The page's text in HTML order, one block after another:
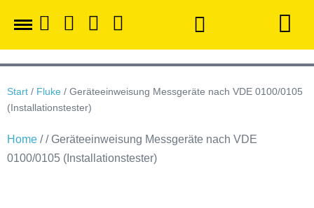
Start / Fluke / Geräteeinweisung Messgeräte nach VDE 0100/0105
(Installationstester)
Home / / Geräteeinweisung Messgeräte nach VDE
0100/0105 (Installationstester)